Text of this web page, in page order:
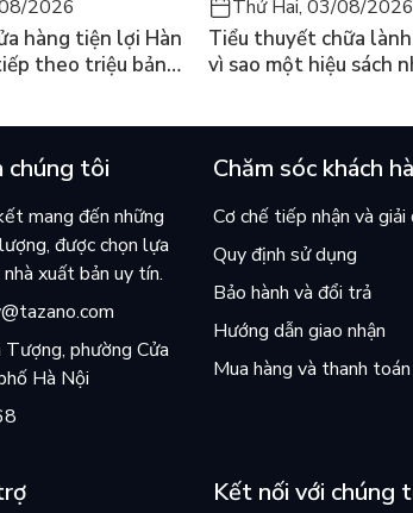
2026
hàng tiện lợi Hàn
theo triệu bản
Thứ Hai, 03/08/2026
Tiểu thuyết chữa
vì sao một hiệu sách
chúng tôi
mang đến những
được chọn lựa
xuất bản uy tín.
phường Cửa
Hà Nội
Chăm sóc khách
Cơ chế tiếp nhận và
Quy định sử dụng
Bảo hành và đổi trả
Hướng dẫn giao nhận
Mua hàng và thanh toán
Kết nối với chúng